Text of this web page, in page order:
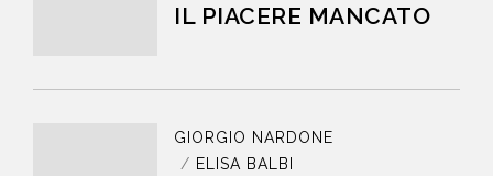
IL PIACERE MANCATO
GIORGIO NARDONE
ELISA BALBI